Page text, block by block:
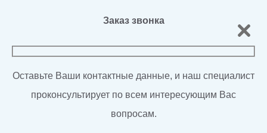
Заказ звонка
Оставьте Ваши контактные данные, и наш специалист
проконсультирует по всем интересующим Вас
вопросам.